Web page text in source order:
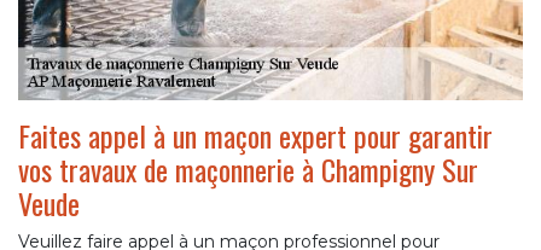
Faites appel à un maçon expert pour garantir
vos travaux de maçonnerie à Champigny Sur
Veude
Veuillez faire appel à un maçon professionnel pour